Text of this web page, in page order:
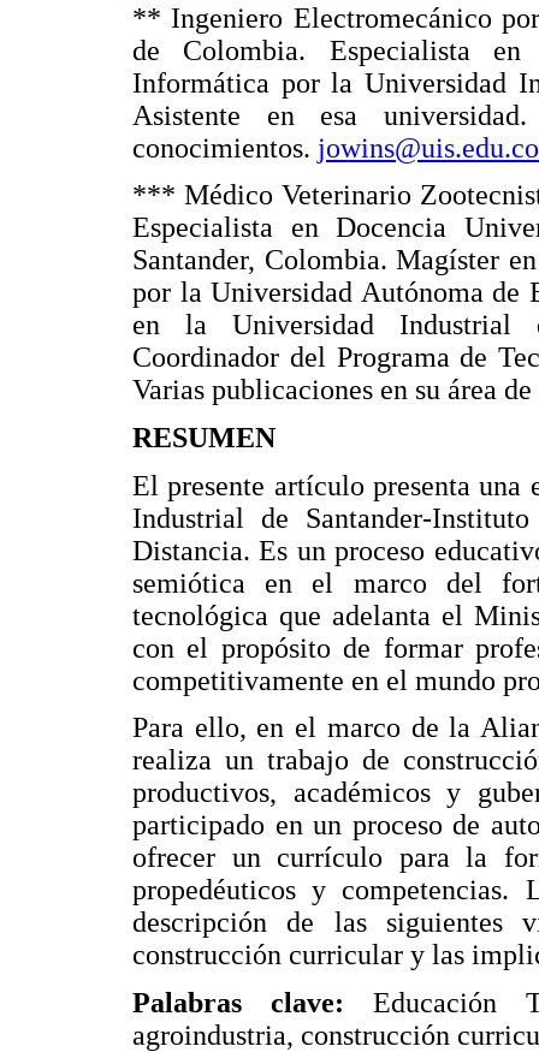
** Ingeniero Electromecánico
de Colombia. Especialista
Informática por la Universidad
Asistente en esa
conocimientos. jowins@uis.edu.co
*** Médico Veterinario
Especialista en Docencia
Santander, Colombia. Magíster
por la Universidad Autónoma de
en la Universidad Industrial
Coordinador del Programa de
Varias publicaciones en su área
RESUMEN
El presente artículo presenta
Industrial de Santander-
Distancia. Es un proceso
semiótica en el marco del
tecnológica que adelanta el
con el propósito de formar
competitivamente en el mundo
Para ello, en el marco de la
realiza un trabajo de
productivos, académicos y
participado en un proceso de
ofrecer un currículo para la
propedéuticos y
descripción de las siguientes
construcción curricular y las
Palabras clave: Educación
agroindustria, construcción